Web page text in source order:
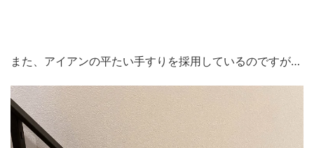
また、アイアンの平たい手すりを採用しているのですが…